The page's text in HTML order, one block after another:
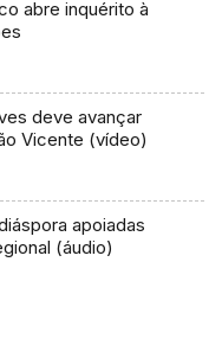
abre inquérito à
deve avançar
Vicente (vídeo)
apoiadas
(áudio)